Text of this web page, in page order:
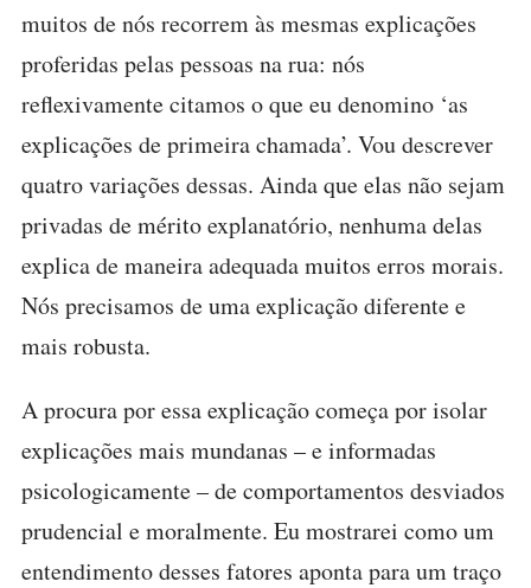
muitos de nós recorrem às mesmas explicações
proferidas pelas pessoas na rua: nós
reflexivamente citamos o que eu denomino ‘as
explicações de primeira chamada’. Vou descrever
quatro variações dessas. Ainda que elas não sejam
privadas de mérito explanatório, nenhuma delas
explica de maneira adequada muitos erros morais.
Nós precisamos de uma explicação diferente e
mais robusta.
A procura por essa explicação começa por isolar
explicações mais mundanas – e informadas
psicologicamente – de comportamentos desviados
prudencial e moralmente. Eu mostrarei como um
entendimento desses fatores aponta para um traço